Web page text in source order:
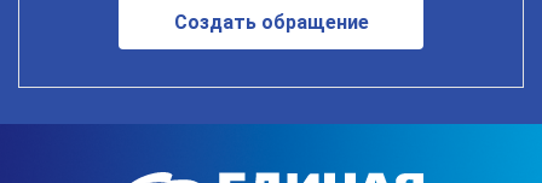
Создать обращение